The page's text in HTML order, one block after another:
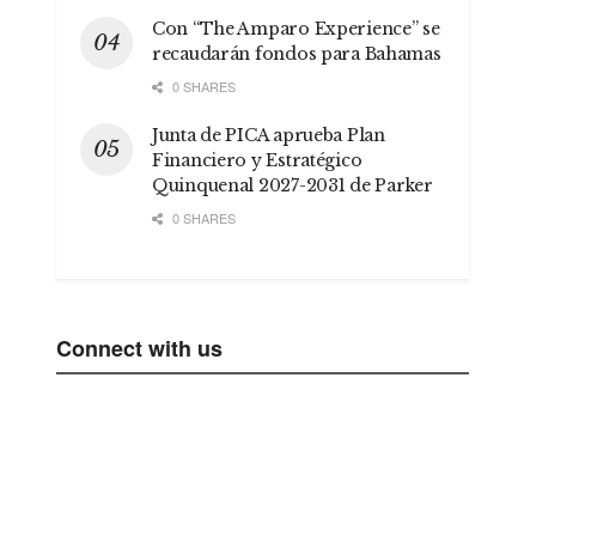
Con “The Amparo Experience” se
recaudarán fondos para Bahamas
0 SHARES
Junta de PICA aprueba Plan
Financiero y Estratégico
Quinquenal 2027-2031 de Parker
0 SHARES
Connect with us